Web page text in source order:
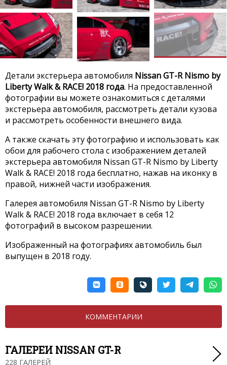
Детали экстерьера автомобиля Nissan GT-R Nismo by
Liberty Walk & RACE! 2018 года. На предоставленной
фотографии вы можете ознакомиться с деталями
экстерьера автомобиля, рассмотреть детали кузова
и рассмотреть особенности внешнего вида.
А также скачать эту фотографию и использовать как
обои для рабочего стола с изображением деталей
экстерьера автомобиля Nissan GT-R Nismo by Liberty
Walk & RACE! 2018 года бесплатно, нажав на иконку в
правой, нижней части изображения.
Галерея автомобиля Nissan GT-R Nismo by Liberty
Walk & RACE! 2018 года включает в себя 12
фотографий в высоком разрешении.
Изображенный на фотографиях автомобиль был
выпущен в 2018 году.
КОММЕНТАРИИ
ГАЛЕРЕИ NISSAN GT-R
228 ГАЛЕРЕЙ